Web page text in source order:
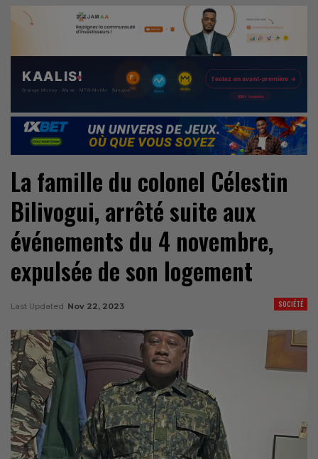
La famille du colonel Célestin
Bilivogui, arrêté suite aux
événements du 4 novembre,
expulsée de son logement
SOCIÉTÉ
Last Updated Nov 22, 2023